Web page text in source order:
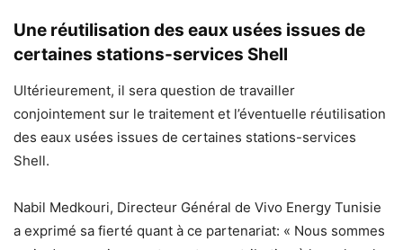
Une réutilisation des eaux usées issues de
certaines stations-services Shell
Ultérieurement, il sera question de travailler
conjointement sur le traitement et l’éventuelle réutilisation
des eaux usées issues de certaines stations-services
Shell.
Nabil Medkouri, Directeur Général de Vivo Energy Tunisie
a exprimé sa fierté quant à ce partenariat: « Nous sommes